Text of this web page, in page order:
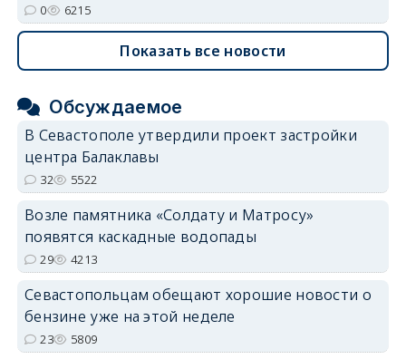
0 6215
Показать все новости
Обсуждаемое
В Севастополе утвердили проект застройки
центра Балаклавы
32 5522
Возле памятника «Солдату и Матросу»
появятся каскадные водопады
29 4213
Севастопольцам обещают хорошие новости о
бензине уже на этой неделе
23 5809